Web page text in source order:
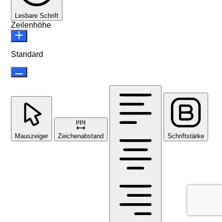
Lesbare Schrift
Zeilenhöhe
Standard
Mauszeiger Zeichenabstand Schriftstärke